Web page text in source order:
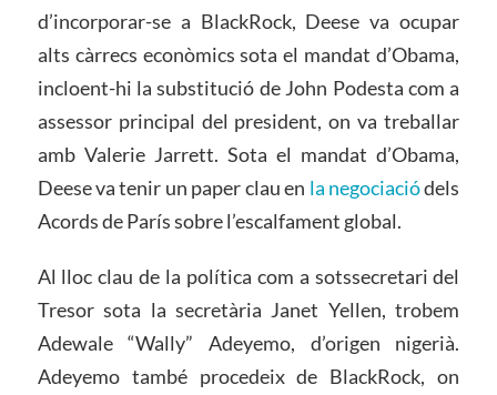
d’incorporar-se a BlackRock, Deese va ocupar
alts càrrecs econòmics sota el mandat d’Obama,
incloent-hi la substitució de John Podesta com a
assessor principal del president, on va treballar
amb Valerie Jarrett. Sota el mandat d’Obama,
Deese va tenir un paper clau en la negociaciódels
Acords de París sobre l’escalfament global.
Al lloc clau de la política com a sotssecretari del
Tresor sota la secretària Janet Yellen, trobem
Adewale “Wally” Adeyemo, d’origen nigerià.
Adeyemo també procedeix de BlackRock, on